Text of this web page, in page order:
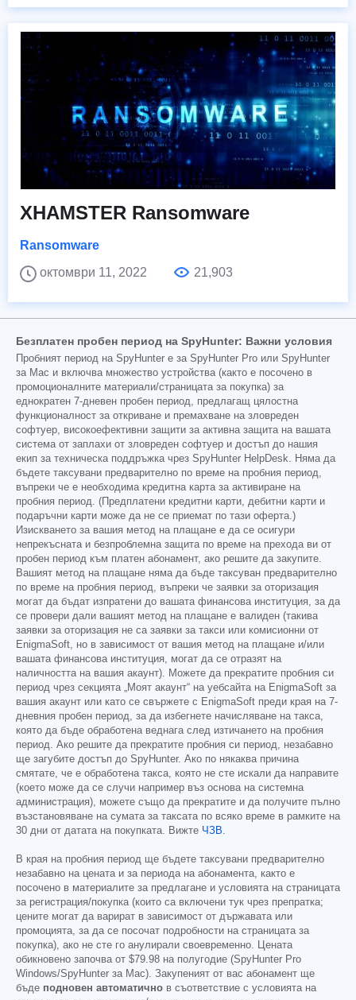
XHAMSTER Ransomware
Ransomware
октомври 11, 2022
21,903
Безплатен пробен период на SpyHunter: Важни условия
Пробният период на SpyHunter е за SpyHunter Pro или SpyHunter
за Mac и включва множество устройства (както е посочено в
промоционалните материали/страницата за покупка) за
еднократен 7-дневен пробен период, предлагащ цялостна
функционалност за откриване и премахване на зловреден
софтуер, високоефективни защити за активна защита на вашата
система от заплахи от зловреден софтуер и достъп до нашия
екип за техническа поддръжка чрез SpyHunter HelpDesk. Няма да
бъдете таксувани предварително по време на пробния период,
въпреки че е необходима кредитна карта за активиране на
пробния период. (Предплатени кредитни карти, дебитни карти и
подаръчни карти може да не се приемат по тази оферта.)
Изискването за вашия метод на плащане е да се осигури
непрекъсната и безпроблемна защита по време на прехода ви от
пробен период към платен абонамент, ако решите да закупите.
Вашият метод на плащане няма да бъде таксуван предварително
по време на пробния период, въпреки че заявки за оторизация
могат да бъдат изпратени до вашата финансова институция, за да
се провери дали вашият метод на плащане е валиден (такива
заявки за оторизация не са заявки за такси или комисионни от
EnigmaSoft, но в зависимост от вашия метод на плащане и/или
вашата финансова институция, могат да се отразят на
наличността на вашия акаунт). Можете да прекратите пробния си
период чрез секцията „Моят акаунт“ на уебсайта на EnigmaSoft за
вашия акаунт или като се свържете с EnigmaSoft преди края на 7-
дневния пробен период, за да избегнете начисляване на такса,
която да бъде обработена веднага след изтичането на пробния
период. Ако решите да прекратите пробния си период, незабавно
ще загубите достъп до SpyHunter. Ако по някаква причина
смятате, че е обработена такса, която не сте искали да направите
(което може да се случи например въз основа на системна
администрация), можете също да прекратите и да получите пълно
възстановяване на сумата за таксата по всяко време в рамките на
30 дни от датата на покупката. Вижте ЧЗВ.
В края на пробния период ще бъдете таксувани предварително
незабавно на цената и за периода на абонамента, както е
посочено в материалите за предлагане и условията на страницата
за регистрация/покупка (които са включени тук чрез препратка;
цените могат да варират в зависимост от държавата или
промоцията, за да се посочат подробности на страницата за
покупка), ако не сте го анулирали своевременно. Цената
обикновено започва от $79.98 на полугодие (SpyHunter Pro
Windows/SpyHunter за Mac). Закупеният от вас абонамент ще
бъде подновен автоматично в съответствие с условията на